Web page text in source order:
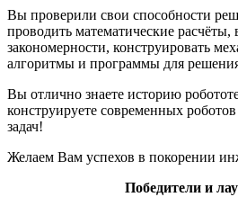
Вы проверили свои способности
проводить математические расчёты,
закономерности, конструировать
алгоритмы и программы для решения
Вы отлично знаете историю
конструируете современных
задач!
Желаем Вам успехов в покорении
Победители и